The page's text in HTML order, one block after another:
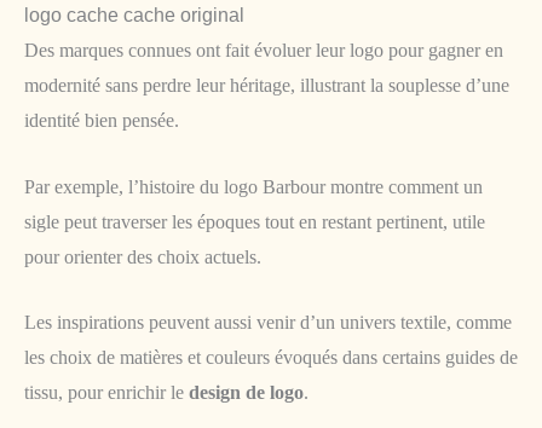
logo cache cache original
Des marques connues ont fait évoluer leur logo pour gagner en
modernité sans perdre leur héritage, illustrant la souplesse d’une
identité bien pensée.
Par exemple, l’histoire du logo Barbour montre comment un
sigle peut traverser les époques tout en restant pertinent, utile
pour orienter des choix actuels.
Les inspirations peuvent aussi venir d’un univers textile, comme
les choix de matières et couleurs évoqués dans certains guides de
tissu, pour enrichir le design de logo.